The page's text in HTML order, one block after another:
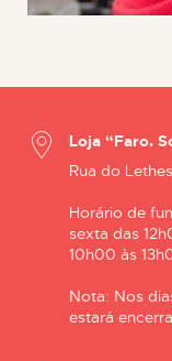
Loja “Faro.
Rua do
Horário de
sexta das
10h00 às
Nota: Nos
estará